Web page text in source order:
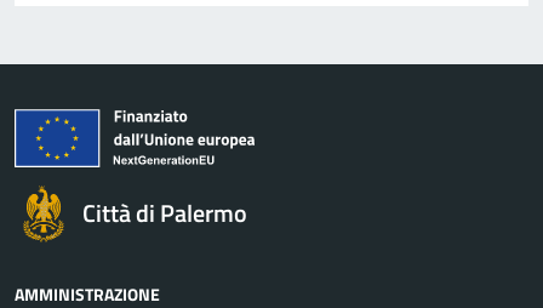
Città di Palermo
AMMINISTRAZIONE